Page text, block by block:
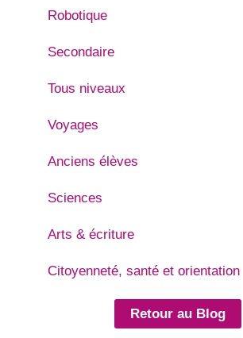
Robotique
Secondaire
Tous niveaux
Voyages
Anciens élèves
Sciences
Arts & écriture
Citoyenneté, santé et orientation
Retour au Blog